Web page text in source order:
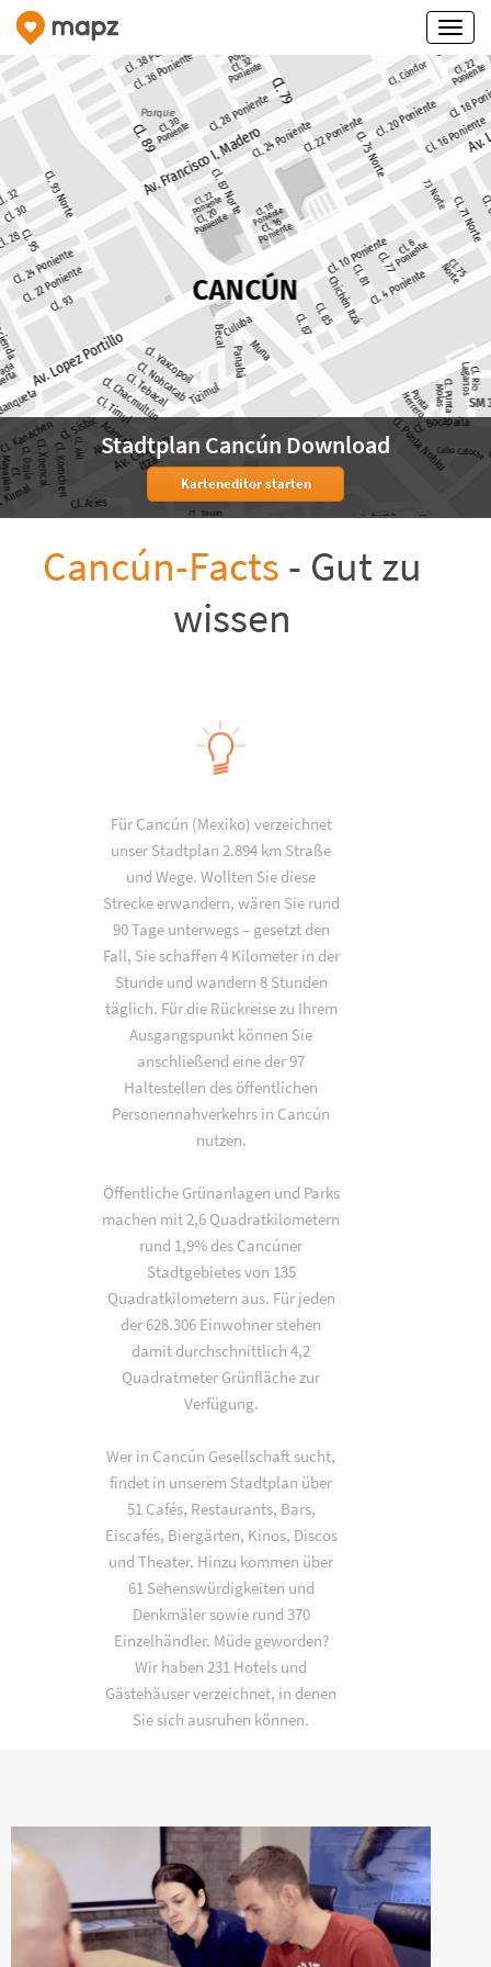
Stadtplan Cancún Download
Karteneditor starten
Cancún-Facts - Gut zu
wissen
Für Cancún (Mexiko) verzeichnet
unser Stadtplan 2.894 km Straße
und Wege. Wollten Sie diese
Strecke erwandern, wären Sie rund
90 Tage unterwegs – gesetzt den
Fall, Sie schaffen 4 Kilometer in der
Stunde und wandern 8 Stunden
täglich. Für die Rückreise zu Ihrem
Ausgangspunkt können Sie
anschließend eine der 97
Haltestellen des öffentlichen
Personennahverkehrs in Cancún
nutzen.
Öffentliche Grünanlagen und Parks
machen mit 2,6 Quadratkilometern
rund 1,9% des Cancúner
Stadtgebietes von 135
Quadratkilometern aus. Für jeden
der 628.306 Einwohner stehen
damit durchschnittlich 4,2
Quadratmeter Grünfläche zur
Verfügung.
Wer in Cancún Gesellschaft sucht,
findet in unserem Stadtplan über
51 Cafés, Restaurants, Bars,
Eiscafés, Biergärten, Kinos, Discos
und Theater. Hinzu kommen über
61 Sehenswürdigkeiten und
Denkmäler sowie rund 370
Einzelhändler. Müde geworden?
Wir haben 231 Hotels und
Gästehäuser verzeichnet, in denen
Sie sich ausruhen können.